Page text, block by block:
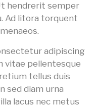
hendrerit semper
Ad litora torquent
adipiscing
vitae pellentesque
tellus duis
sed diam urna
lacus nec metus